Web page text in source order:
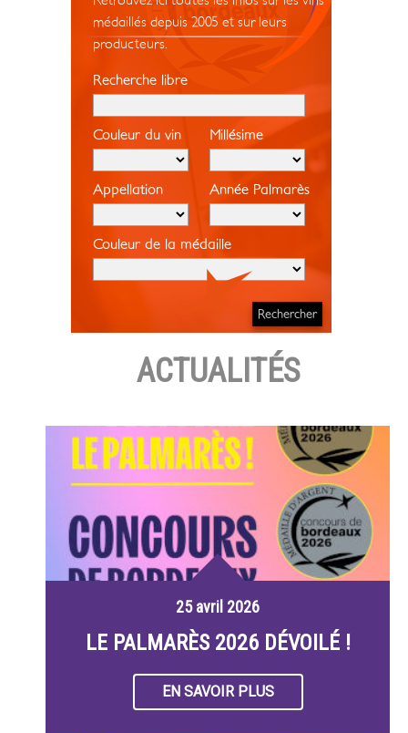
médaillés depuis 2005 et sur leurs
producteurs.
Recherche libre
Couleur du vin Millésime
Appellation Année Palmarès
Couleur de la médaille
ACTUALITÉS
25 avril 2026
LE PALMARÈS 2026 DÉVOILÉ !
EN SAVOIR PLUS